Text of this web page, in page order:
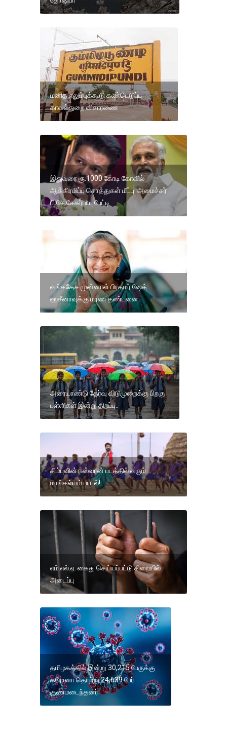
மனித எலும்புக்கூடு கண்டெடுப்பு
காவல்துறை விசாரணை
இதுவரை ரூ.1000 கோடி கோவில்
ஆக்கிரமிப்பு சொத்துகள் மீட்பு அமைச்சர்
பி.கே.சேகர்பாபு பேட்டி
வங்கதேச முன்னாள் பிரதமர் ஷேக்
ஹசீனாவுக்கு மரண தண்டனை.
அரையாண்டு தேர்வு விடுமுறைக்கு பிறகு
பள்ளிகள் இன்று திறப்பு..
சிம்புவின் ஈஸ்வரன் படத்தில் வரும்
மாங்கல்யம் பாடல்!
எம்.எல்.ஏ. கைது செய்யப்பட்டு சிறையில்
அடைப்பு
தமிழகத்தில் இன்று 30,215 பேருக்கு
கரோனா தொற்று 24,639 பேர்
குணமடைந்தனர்.